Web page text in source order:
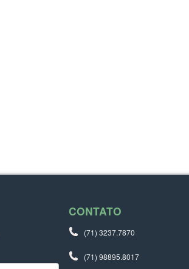
CONTATO
(71) 3237.7870
(71) 98895.8017